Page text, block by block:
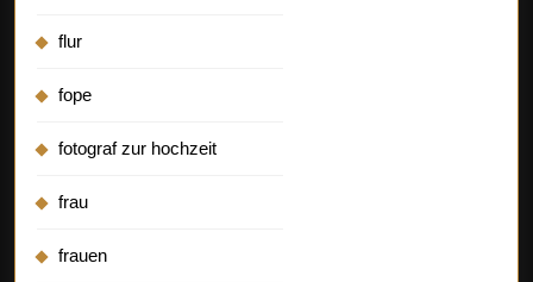
flur
fope
fotograf zur hochzeit
frau
frauen